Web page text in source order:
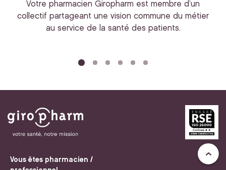
Votre pharmacien Giropharm est membre d’un
collectif partageant une vision commune du métier
au service de la santé des patients.
Vous êtes pharmacien /